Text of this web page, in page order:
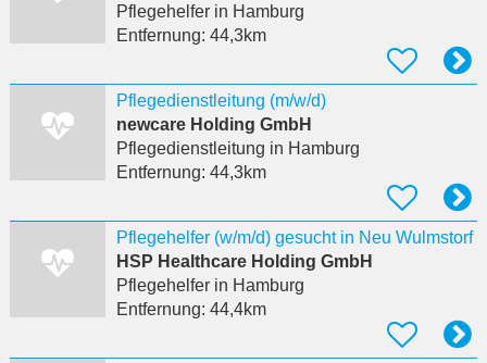
Pflegehelferin Hamburg
Entfernung: 44,3km
Pflegedienstleitung (m/w/d)
newcare Holding GmbH
Pflegedienstleitung in Hamburg
Entfernung: 44,3km
Pflegehelfer (w/m/d) gesucht in Neu Wulmstorf
HSP Healthcare Holding GmbH
Pflegehelferin Hamburg
Entfernung: 44,4km